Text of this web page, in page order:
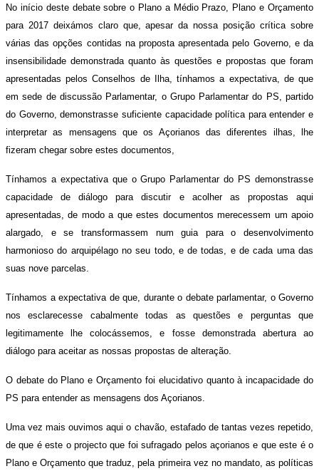
No início deste debate sobre o Plano a Médio Prazo, Plano e Orçamento
para 2017 deixámos claro que, apesar da nossa posição crítica sobre
várias das opções contidas na proposta apresentada pelo Governo, e da
insensibilidade demonstrada quanto às questões e propostas que foram
apresentadas pelos Conselhos de Ilha, tínhamos a expectativa, de que
em sede de discussão Parlamentar, o Grupo Parlamentar do PS, partido
do Governo, demonstrasse suficiente capacidade política para entender e
interpretar as mensagens que os Açorianos das diferentes ilhas, lhe
fizeram chegar sobre estes documentos,
Tínhamos a expectativa que o Grupo Parlamentar do PS demonstrasse
capacidade de diálogo para discutir e acolher as propostas aqui
apresentadas, de modo a que estes documentos merecessem um apoio
alargado, e se transformassem num guia para o desenvolvimento
harmonioso do arquipélago no seu todo, e de todas, e de cada uma das
suas nove parcelas.
Tínhamos a expectativa de que, durante o debate parlamentar, o Governo
nos esclarecesse cabalmente todas as questões e perguntas que
legitimamente lhe colocássemos, e fosse demonstrada abertura ao
diálogo para aceitar as nossas propostas de alteração.
O debate do Plano e Orçamento foi elucidativo quanto à incapacidade do
PS para entender as mensagens dos Açorianos.
Uma vez mais ouvimos aqui o chavão, estafado de tantas vezes repetido,
de que é este o projecto que foi sufragado pelos açorianos e que este é o
Plano e Orçamento que traduz, pela primeira vez no mandato, as políticas